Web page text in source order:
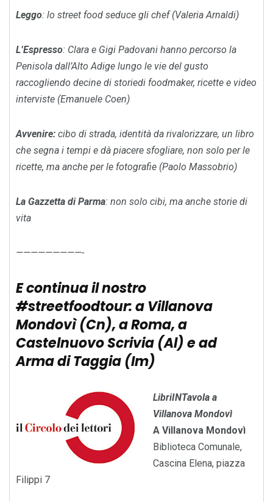
Leggo: lo street food seduce gli chef (Valeria Arnaldi)
L’Espresso: Clara e Gigi Padovani hanno percorso la
Penisola dall’Alto Adige lungo le vie del gusto
raccogliendo decine di storiedi foodmaker, ricette e video
interviste (Emanuele Coen)
Avvenire: cibo di strada, identità da rivalorizzare, un libro
che segna i tempi e dà piacere sfogliare, non solo per le
ricette, ma anche per le fotografie (Paolo Massobrio)
La Gazzetta di Parma: non solo cibi, ma anche storie di
vita
—————————-
E continua il nostro
#streetfoodtour: a Villanova
Mondovì (Cn), a Roma, a
Castelnuovo Scrivia (Al) e ad
Arma di Taggia (Im)
LibriINTavola a
Villanova Mondovì
A Villanova Mondovì
Biblioteca Comunale,
Cascina Elena, piazza
Filippi 7